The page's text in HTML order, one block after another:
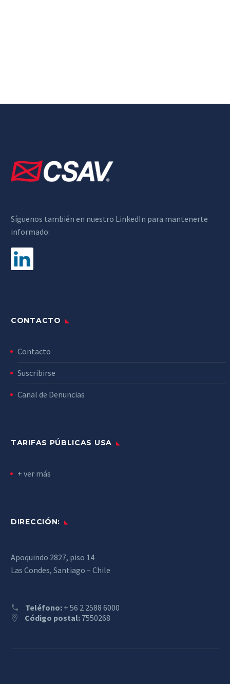
Síguenos también en nuestro LinkedIn para mantenerte
informado:
CONTACTO
Contacto
Suscribirse
Canal de Denuncias
TARIFAS PÚBLICAS USA
+ ver más
DIRECCIÓN:
Apoquindo 2827, piso 14
Las Condes, Santiago – Chile
Teléfono: + 56 2 2588 6000
Código postal: 7550268